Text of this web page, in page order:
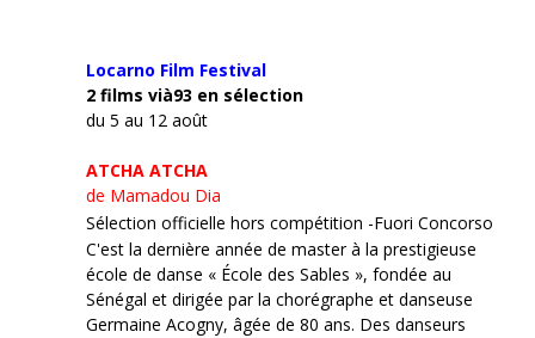
Locarno Film Festival
2 films vià93 en sélection
du 5 au 12 août
ATCHA ATCHA
de Mamadou Dia
Sélection officielle hors compétition -Fuori Concorso
C'est la dernière année de master à la prestigieuse
école de danse « École des Sables », fondée au
Sénégal et dirigée par la chorégraphe et danseuse
Germaine Acogny, âgée de 80 ans. Des danseurs